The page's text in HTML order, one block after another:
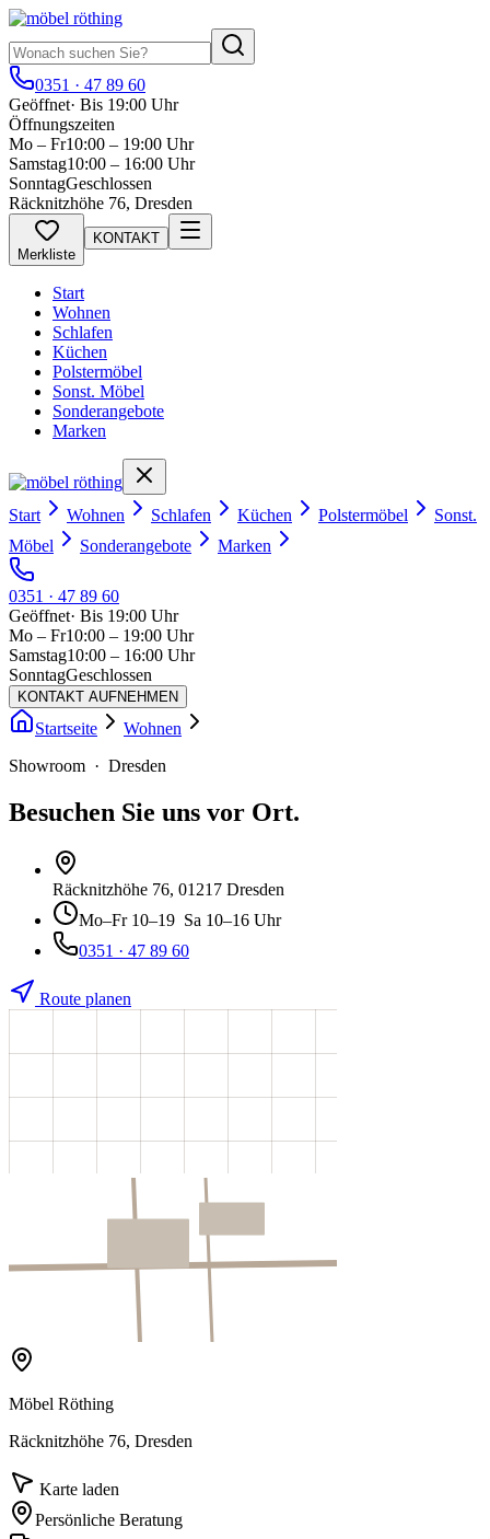
0351 · 47 89 60
Geöffnet· Bis 19:00 Uhr
Öffnungszeiten
Mo – Fr10:00 – 19:00 Uhr
Samstag10:00 – 16:00 Uhr
SonntagGeschlossen
Räcknitzhöhe 76, Dresden
Merkliste
KONTAKT
Start
Wohnen
Schlafen
Küchen
Polstermöbel
Sonst. Möbel
Sonderangebote
Marken
Start Wohnen Schlafen Küchen Polstermöbel
Sonst.
Möbel
Sonderangebote Marken
0351 · 47 89 60
Geöffnet· Bis 19:00 Uhr
Mo – Fr10:00 – 19:00 Uhr
Samstag10:00 – 16:00 Uhr
SonntagGeschlossen
KONTAKT AUFNEHMEN
Startseite
Wohnen
Showroom · Dresden
Besuchen Sie uns vor Ort.
Räcknitzhöhe 76, 01217 Dresden
Mo–Fr10–19 Sa 10–16 Uhr
0351 · 47 89 60
Route planen
Möbel Röthing
Räcknitzhöhe 76, Dresden
Karte laden
Persönliche Beratung